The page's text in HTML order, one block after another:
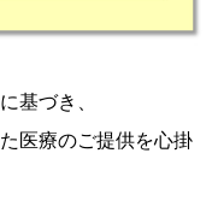
基づき、
医療のご提供を心掛